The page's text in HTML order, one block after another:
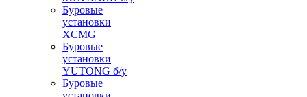
Буровые
установки
XCMG
Буровые
установки
YUTONG б/у
Буровые